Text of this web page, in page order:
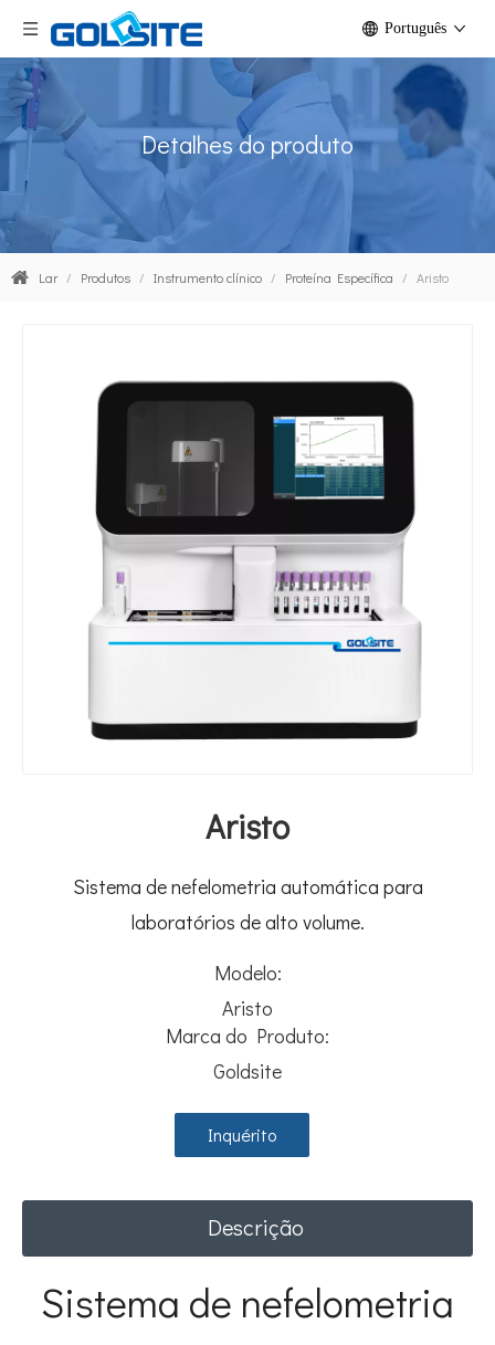
Português
Detalhes do produto
Lar / Produtos / Instrumento clínico / Proteína Específica / Aristo
Aristo
Sistema de nefelometria automática para
laboratórios de alto volume.
Modelo:
Aristo
Marca do Produto:
Goldsite
Inquérito
Descrição
Sistema de nefelometria